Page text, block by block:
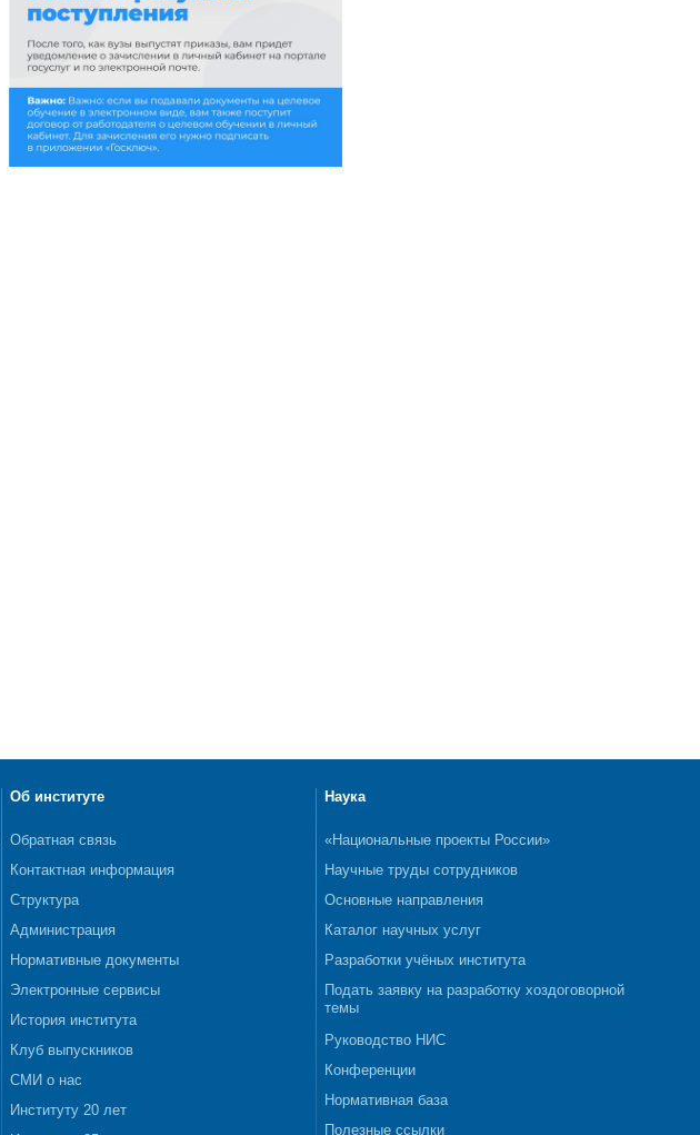
Об институте
Обратная связь
Контактная информация
Структура
Администрация
Нормативные документы
Электронные сервисы
История института
Клуб выпускников
СМИ о нас
Институту 20 лет
Наука
«Национальные проекты России»
Научные труды сотрудников
Основные направления
Каталог научных услуг
Разработки учёных института
Подать заявку на разработку хоздоговорной
темы
Руководство НИС
Конференции
Нормативная база
Полезные ссылки